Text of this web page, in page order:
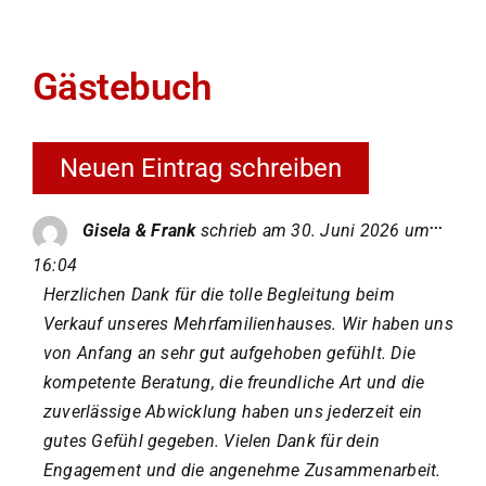
Kontakt
Impressum/Datenschutz
Gästebuch
Gisela & Frank schrieb am 30. Juni 2026 um
16:04
Herzlichen Dank für die tolle Begleitung beim
Verkauf unseres Mehrfamilienhauses. Wir haben uns
von Anfang an sehr gut aufgehoben gefühlt. Die
kompetente Beratung, die freundliche Art und die
zuverlässige Abwicklung haben uns jederzeit ein
gutes Gefühl gegeben. Vielen Dank für dein
Engagement und die angenehme Zusammenarbeit.
...